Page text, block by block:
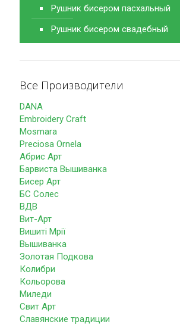
Рушник бисером пасхальный
Рушник бисером свадебный
Все Производители
DANA
Embroidery Craft
Mosmara
Preciosa Ornela
Абрис Арт
Барвиста Вышиванка
Бисер Арт
БС Солес
ВДВ
Вит-Арт
Вишиті Мрії
Вышиванка
Золотая Подкова
Колибри
Кольорова
Миледи
Свит Арт
Славянские традиции